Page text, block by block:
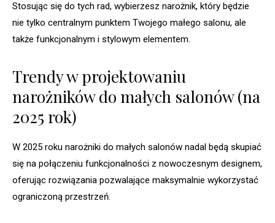
Stosując się do tych rad, wybierzesz narożnik, który będzie
nie tylko centralnym punktem Twojego małego salonu, ale
także funkcjonalnym i stylowym elementem.
Trendy w projektowaniu
narożników do małych salonów (na
2025 rok)
W 2025 roku narożniki do małych salonów nadal będą skupiać
się na połączeniu funkcjonalności z nowoczesnym designem,
oferując rozwiązania pozwalające maksymalnie wykorzystać
ograniczoną przestrzeń.